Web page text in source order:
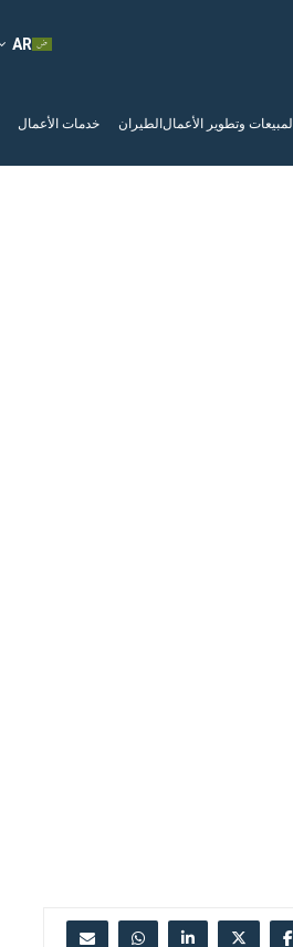
المبيعات وتطوير الأعمال الطيران خدمات الأعمال